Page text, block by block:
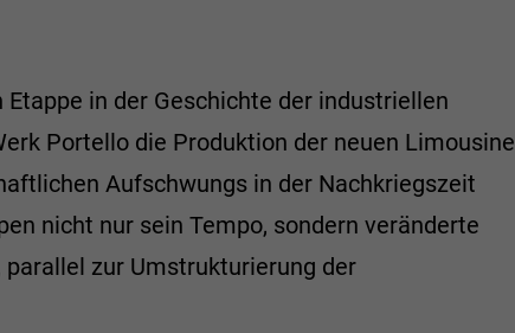
in der Geschichte der industriellen
Portello die Produktion der neuen Limousine
Aufschwungs in der Nachkriegszeit
nicht nur sein Tempo, sondern veränderte
zur Umstrukturierung der